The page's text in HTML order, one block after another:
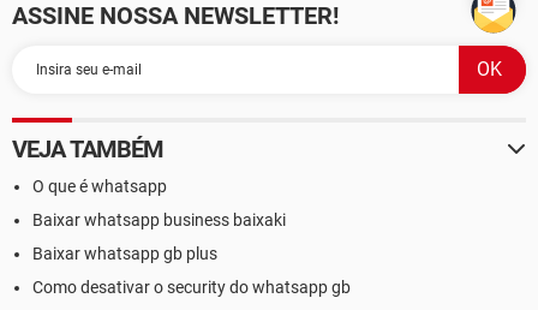
ASSINE NOSSA NEWSLETTER!
VEJA TAMBÉM
O que é whatsapp
Baixar whatsapp business baixaki
Baixar whatsapp gb plus
Como desativar o security do whatsapp gb